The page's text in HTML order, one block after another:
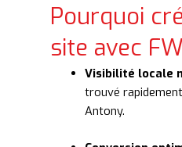
Pourquoi
site avec
Visibilité locale
trouvé
Antony.